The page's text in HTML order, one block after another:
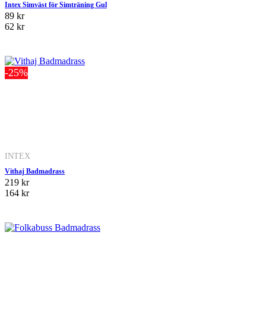
Intex Simväst för Simträning Gul
89 kr
62 kr
-25%
INTEX
Vithaj Badmadrass
219 kr
164 kr